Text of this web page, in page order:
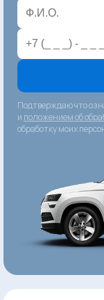
Подтверждаю что
и положением об
обработку моих